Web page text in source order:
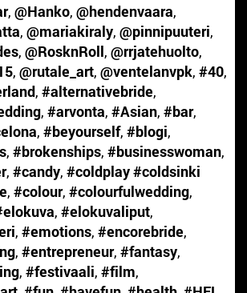
, @Hanko, @hendenvaara,
, @mariakiraly, @pinnipuuteri,
, @RosknRoll, @rrjatehuolto,
, @rutale_art, @ventelanvpk, #40,
, #alternativebride,
, #arvonta, #Asian, #bar,
, #beyourself, #blogi,
, #brokenships, #businesswoman,
, #candy, #coldplay #coldsinki
, #colour, #colourfulwedding,
, #elokuvaliput,
, #emotions, #encorebride,
, #entrepreneur, #fantasy,
, #festivaali, #film,